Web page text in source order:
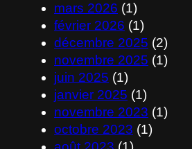
mars 2026 (1)
février 2026 (1)
décembre 2025 (2)
novembre 2025 (1)
juin 2025 (1)
janvier 2025 (1)
novembre 2023 (1)
octobre 2023 (1)